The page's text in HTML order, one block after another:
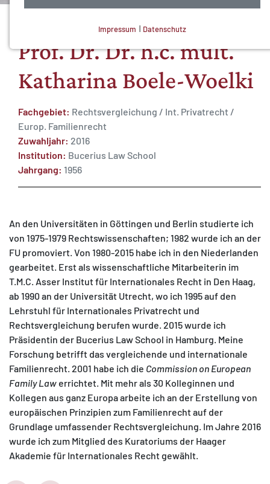
Prof. Dr. Dr. h.c. mult.
Katharina Boele-Woelki
Fachgebiet: Rechtsvergleichung / Int. Privatrecht /
Europ. Familienrecht
Zuwahljahr: 2016
Institution: Bucerius Law School
Jahrgang: 1956
An den Universitäten in Göttingen und Berlin studierte ich
von 1975-1979 Rechtswissenschaften; 1982 wurde ich an der
FU promoviert. Von 1980-2015 habe ich in den Niederlanden
gearbeitet. Erst als wissenschaftliche Mitarbeiterin im
T.M.C. Asser Institut für Internationales Recht in Den Haag,
ab 1990 an der Universität Utrecht, wo ich 1995 auf den
Lehrstuhl für Internationales Privatrecht und
Rechtsvergleichung berufen wurde. 2015 wurde ich
Präsidentin der Bucerius Law School in Hamburg. Meine
Forschung betrifft das vergleichende und internationale
Familienrecht. 2001 habe ich die Commission on European
Family Law errichtet. Mit mehr als 30 Kolleginnen und
Kollegen aus ganz Europa arbeite ich an der Erstellung von
europäischen Prinzipien zum Familienrecht auf der
Grundlage umfassender Rechtsvergleichung. Im Jahre 2016
wurde ich zum Mitglied des Kuratoriums der Haager
Akademie für Internationales Recht gewählt.
Technisch notwendig.
MATOMO (INTERNE STATISTIK)
Statistik Cookies erfassen Informationen anonym.
Diese Informationen helfen uns zu verstehen, wie
unsere Besucher unsere Website nutzen.
Impressum | Datenschutz